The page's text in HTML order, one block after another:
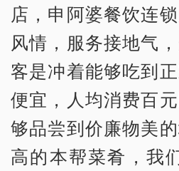
店，申阿婆餐饮连
风情，服务接地气
客是冲着能够吃到
便宜，人均消费百
够品尝到价廉物美
高的本帮菜肴，我